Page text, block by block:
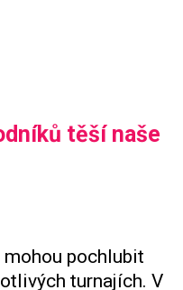
těší naše
pochlubit
turnajích. V